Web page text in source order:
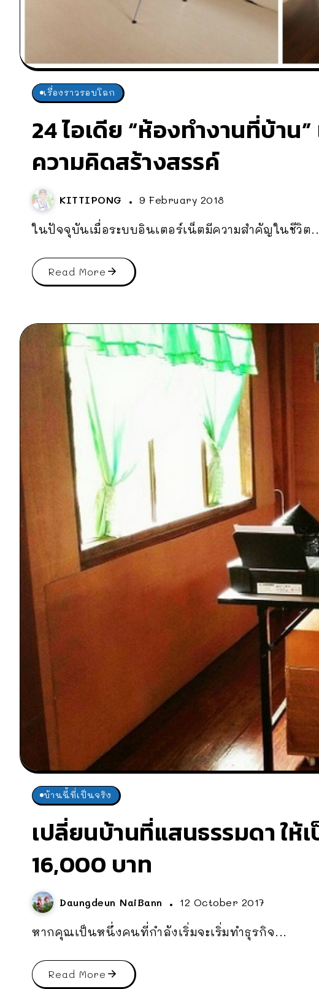
เรื่องราวรอบโลก
24 ไอเดีย “ห้องทำงานที่บ้าน
ความคิดสร้างสรรค์
KITTIPONG 9 February 2018
ในปัจจุบันเมื่อระบบอินเตอร์เน็ตมีความสำคัญในชีวิต
Read More
บ้านนี้ที่เป็นจริง
เปลี่ยนบ้านที่แสนธรรมดา ให้
16,000 บาท
Daungdeun NaiBann 12 October 2017
หากคุณเป็นหนึ่งคนที่กำลังเริ่มจะเริ่มทำธุรกิจ...
Read More